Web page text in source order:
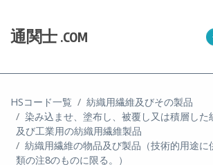
通関士 .COM
HSコード一覧
紡織用繊維及びその製品
染み込ませ、塗布し、被覆し又は積層した
及び工業用の紡織用繊維製品
紡織用繊維の物品及び製品（技術的用途に
類の注8のものに限る。）
通関Ｑ＆Ａ
通関士NEWS